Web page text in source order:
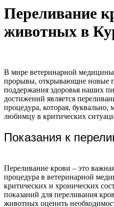
Переливание
животных в
В мире ветеринарной
прорывы, открывающие новые
поддержания здоровья наших
достижений является
процедура, которая,
любимцу в критических
Показания к
Переливание крови – это
процедура в ветеринарной
критических и хронических
показаний для переливания
животных оценить